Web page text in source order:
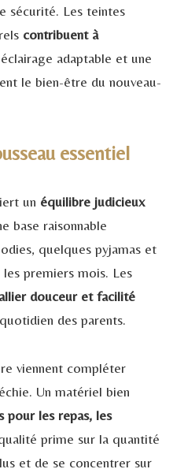
sécurité. Les teintes
contribuent à
adaptable et une
le bien-être du nouveau-
essentiel
un équilibre judicieux
base raisonnable
quelques pyjamas et
premiers mois. Les
allier douceur et facilité
des parents.
viennent compléter
Un matériel bien
pour les repas, les
prime sur la quantité
et de se concentrer sur